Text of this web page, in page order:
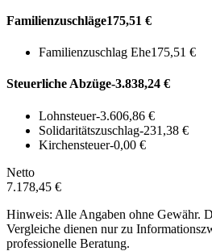
Familienzuschläge175,51 €
Familienzuschlag Ehe175,51 €
Steuerliche Abzüge-3.838,24 €
Lohnsteuer-3.606,86 €
Solidaritätszuschlag-231,38 €
Kirchensteuer-0,00 €
Netto
7.178,45 €
Hinweis: Alle Angaben ohne Gewähr.
Vergleiche dienen nur zu
professionelle Beratung.